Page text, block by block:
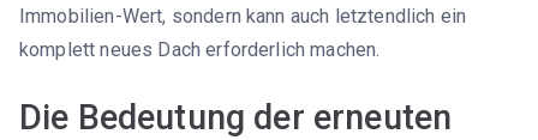
Immobilien-Wert, sondern kann auch letztendlich ein
komplett neues Dach erforderlich machen.
Die Bedeutung der erneuten